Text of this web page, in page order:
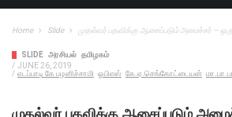
Home Slide முதல்வர் பதவிக்கு ஆசைப்படும் அமைச்சர் – ஒரு
SLIDE அரசியல் தமிழகம்
/ JUNE 26, 2019
/ எடப்பாடி கே பழனிச்சாமி ஓபிஎஸ் கே.ஏ.செங்கோட்டையன்
முதல்வர் பதவிக்கு ஆசைப்படும்